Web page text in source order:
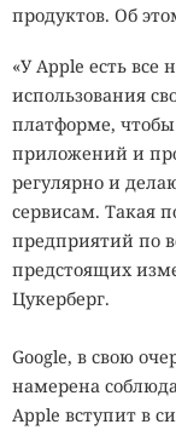
продуктов. Об
«У Apple есть
использования
платформе,
приложений и
регулярно и
сервисам. Такая
предприятий по
предстоящих
Цукерберг.
Google, в свою
намерена
Apple вступит в